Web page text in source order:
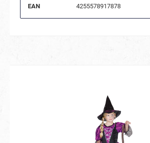
EAN 4255578917878